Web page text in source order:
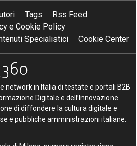
Tags
Rss Feed
e Cookie Policy
Specialistici
Cookie Center
network in Italia di testate e portali B2B
Digitale e dell’Innovazione
di diffondere la cultura digitale e
e pubbliche amministrazioni italiane.